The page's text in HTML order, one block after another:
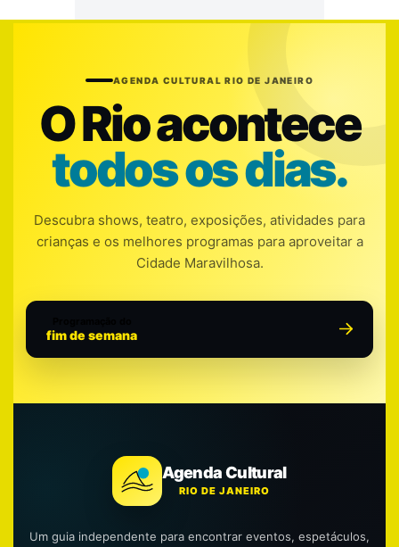
AGENDA CULTURAL RIO DE JANEIRO
O Rio acontece
todos os dias.
Descubra shows, teatro, exposições, atividades para
crianças e os melhores programas para aproveitar a
Cidade Maravilhosa.
fim de semana
Agenda Cultural
RIO DE JANEIRO
Um guia independente para encontrar eventos, espetáculos,